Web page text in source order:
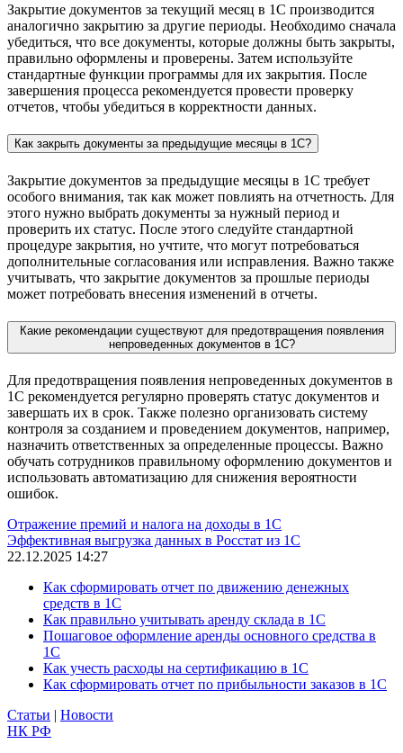
Закрытие документов за текущий месяц в 1С производится
аналогично закрытию за другие периоды. Необходимо сначала
убедиться, что все документы, которые должны быть закрыты,
правильно оформлены и проверены. Затем используйте
стандартные функции программы для их закрытия. После
завершения процесса рекомендуется провести проверку
отчетов, чтобы убедиться в корректности данных.
Как закрыть документы за предыдущие месяцы в 1С?
Закрытие документов за предыдущие месяцы в 1С требует
особого внимания, так как может повлиять на отчетность. Для
этого нужно выбрать документы за нужный период и
проверить их статус. После этого следуйте стандартной
процедуре закрытия, но учтите, что могут потребоваться
дополнительные согласования или исправления. Важно также
учитывать, что закрытие документов за прошлые периоды
может потребовать внесения изменений в отчеты.
Какие рекомендации существуют для предотвращения появления
непроведенных документов в 1С?
Для предотвращения появления непроведенных документов в
1С рекомендуется регулярно проверять статус документов и
завершать их в срок. Также полезно организовать систему
контроля за созданием и проведением документов, например,
назначить ответственных за определенные процессы. Важно
обучать сотрудников правильному оформлению документов и
использовать автоматизацию для снижения вероятности
ошибок.
Отражение премий и налога на доходы в 1С
Эффективная выгрузка данных в Росстат из 1С
22.12.2025 14:27
Как сформировать отчет по движению денежных
средств в 1С
Как правильно учитывать аренду склада в 1С
Пошаговое оформление аренды основного средства в
1С
Как учесть расходы на сертификацию в 1С
Как сформировать отчет по прибыльности заказов в 1С
Статьи | Новости
НК РФ